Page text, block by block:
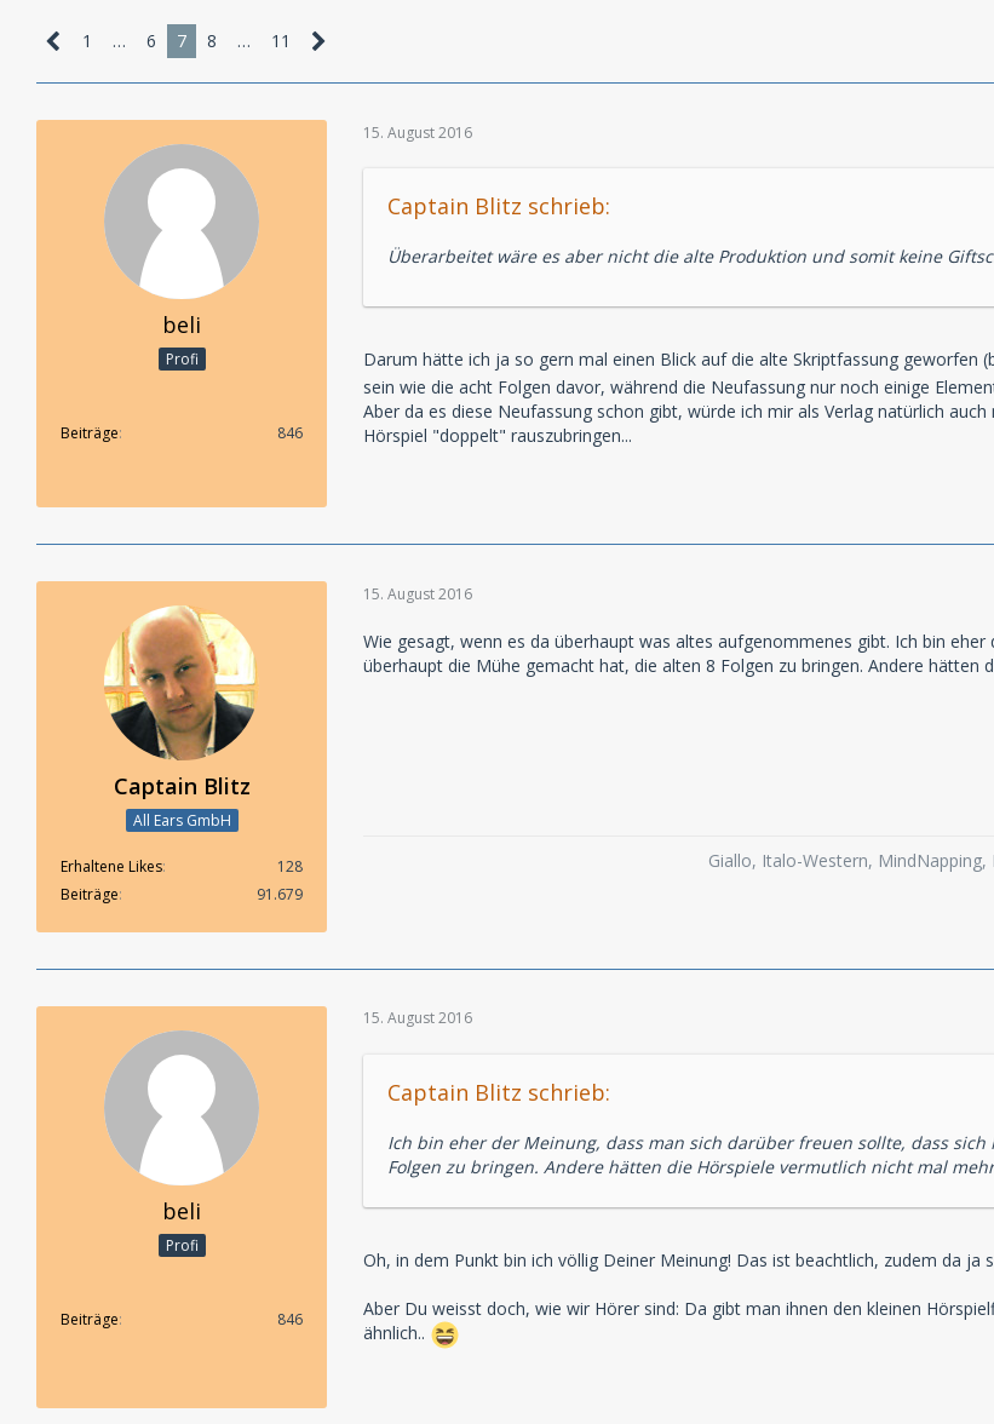
1 … 6 7 8 … 11
beli
Profi
Beiträge 846
15. August 2016
Captain Blitz schrieb:
Überarbeitet wäre es aber nicht die alte Produktion und somit keine
Darum hätte ich ja so gern mal einen Blick auf die alte Skriptfassung geworfen
sein wie die acht Folgen davor, während die Neufassung nur noch einige
Aber da es diese Neufassung schon gibt, würde ich mir als Verlag natürlich
Hörspiel "doppelt" rauszubringen...
Captain Blitz
All Ears GmbH
Erhaltene Likes
128
Beiträge
91.679
15. August 2016
Wie gesagt, wenn es da überhaupt was altes aufgenommenes gibt. Ich bin
überhaupt die Mühe gemacht hat, die alten 8 Folgen zu bringen. Andere
Giallo, Italo-Western,
beli
Profi
Beiträge 846
15. August 2016
Captain Blitz schrieb:
Ich bin eher der Meinung, dass man sich darüber freuen sollte, dass
Folgen zu bringen. Andere hätten die Hörspiele vermutlich nicht mal
Oh, in dem Punkt bin ich völlig Deiner Meinung! Das ist beachtlich, zudem da
Aber Du weisst doch, wie wir Hörer sind: Da gibt man ihnen den kleinen
ähnlich..